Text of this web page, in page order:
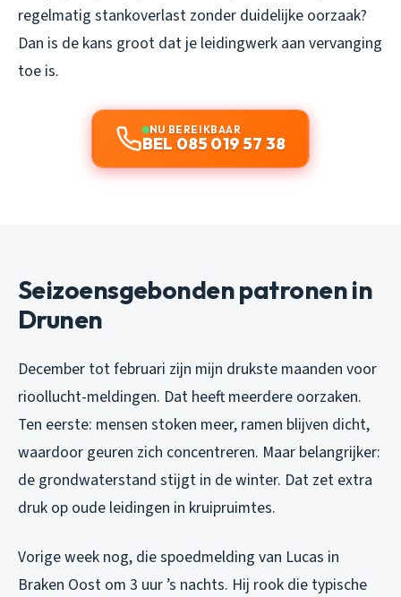
regelmatig stankoverlast zonder duidelijke oorzaak?
Dan is de kans groot dat je leidingwerk aan vervanging
toe is.
NU BEREIKBAAR
BEL 085 019 57 38
Seizoensgebonden patronen in
Drunen
December tot februari zijn mijn drukste maanden voor
rioollucht-meldingen. Dat heeft meerdere oorzaken.
Ten eerste: mensen stoken meer, ramen blijven dicht,
waardoor geuren zich concentreren. Maar belangrijker:
de grondwaterstand stijgt in de winter. Dat zet extra
druk op oude leidingen in kruipruimtes.
Vorige week nog, die spoedmelding van Lucas in
Braken Oost om 3 uur ’s nachts. Hij rook die typische